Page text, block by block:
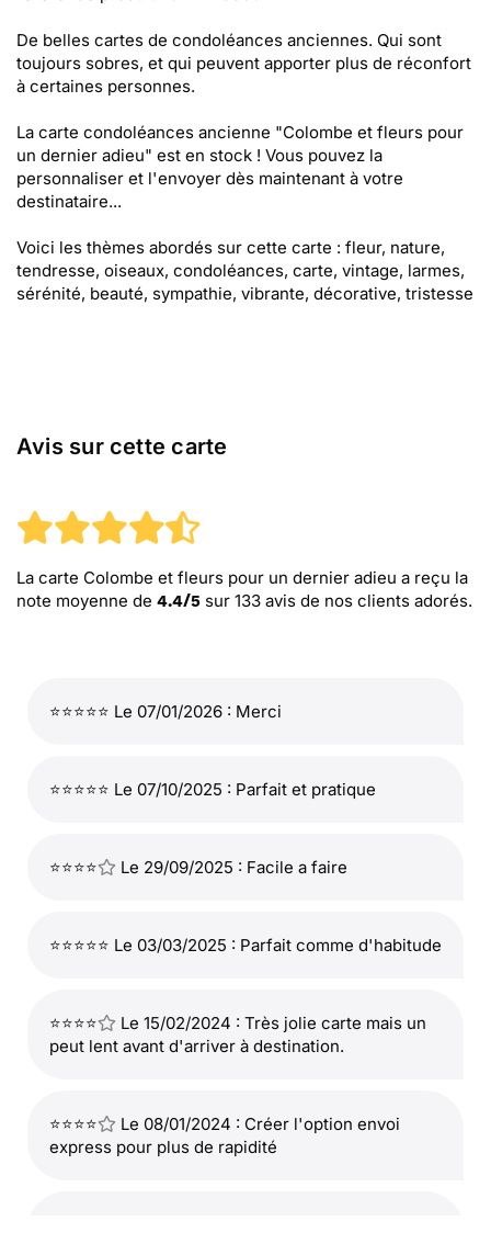
De belles cartes de condoléances anciennes. Qui sont
toujours sobres, et qui peuvent apporter plus de réconfort
à certaines personnes.
La carte condoléances ancienne "Colombe et fleurs pour
un dernier adieu" est en stock ! Vous pouvez la
personnaliser et l'envoyer dès maintenant à votre
destinataire...
Voici les thèmes abordés sur cette carte : fleur, nature,
tendresse, oiseaux, condoléances, carte, vintage, larmes,
sérénité, beauté, sympathie, vibrante, décorative, tristesse
Avis sur cette carte
La carte Colombe et fleurs pour un dernier adieu a reçu la
note moyenne de 4.4/5 sur 133 avis de nos clients adorés.
⭐⭐⭐⭐⭐ Le 07/01/2026 : Merci
⭐⭐⭐⭐⭐ Le 07/10/2025 : Parfait et pratique
⭐⭐⭐⭐ Le 29/09/2025 : Facile a faire
⭐⭐⭐⭐⭐ Le 03/03/2025 : Parfait comme d'habitude
⭐⭐⭐⭐
Le 15/02/2024 : Très jolie carte mais un
peut lent avant d'arriver à destination.
⭐⭐⭐⭐
Le 08/01/2024 : Créer l'option envoi
express pour plus de rapidité